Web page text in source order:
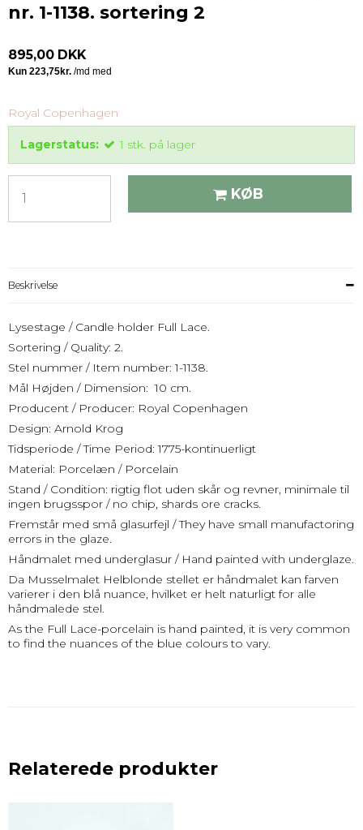
nr. 1-1138. sortering 2
895,00 DKK
Royal Copenhagen
Lagerstatus: 1 stk. på lager
KØB
Beskrivelse
Lysestage / Candle holder Full Lace.
Sortering / Quality: 2.
Stel nummer / Item number: 1-1138.
Mål Højden / Dimension: 10 cm.
Producent / Producer: Royal Copenhagen
Design: Arnold Krog
Tidsperiode / Time Period: 1775-kontinuerligt
Material: Porcelæn / Porcelain
Stand / Condition: rigtig flot uden skår og revner, minimale til
ingen brugsspor / no chip, shards ore cracks.
Fremstår med små glasurfejl / They have small manufactoring
errors in the glaze.
Håndmalet med underglasur / Hand painted with underglaze.
Da Musselmalet Helblonde stellet er håndmalet kan farven
varierer i den blå nuance, hvilket er helt naturligt for alle
håndmalede stel.
As the Full Lace-porcelain is hand painted, it is very common
to find the nuances of the blue colours to vary.
Relaterede produkter